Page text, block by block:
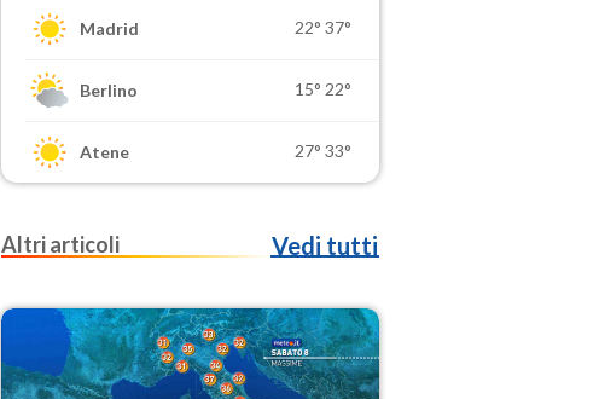
Madrid 22° 37°
Berlino 15° 22°
Atene 27° 33°
Altri articoli Vedi tutti